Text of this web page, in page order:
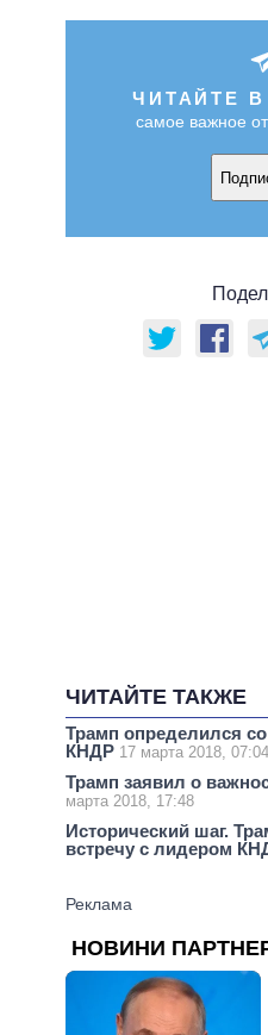
ЧИТАЙТЕ В
самое важное
ЧИТАЙТЕ ТАКЖЕ
Трамп определился
КНДР 17 марта 2018, 07:04
Трамп заявил о
марта 2018, 17:48
Исторический шаг.
встречу с лидером